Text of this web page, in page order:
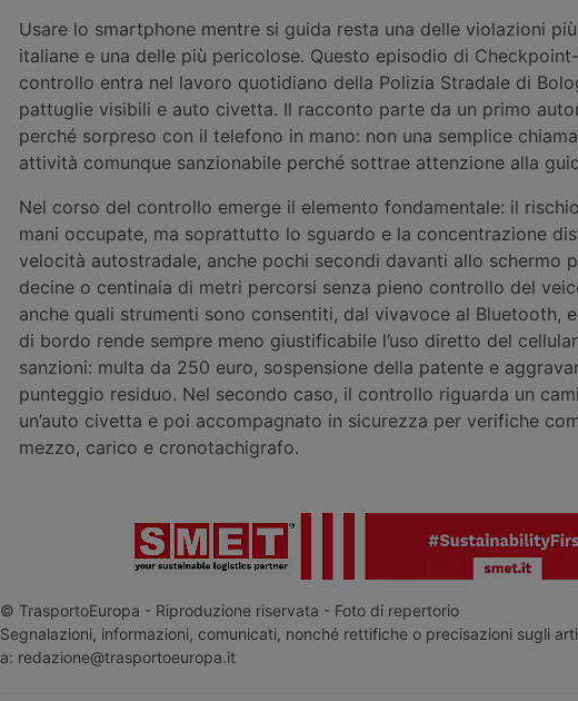
Usare lo smartphone mentre si guida resta una delle violazioni
italiane e una delle più pericolose. Questo episodio di
controllo entra nel lavoro quotidiano della Polizia Stradale di
pattuglie visibili e auto civetta. Il racconto parte da un primo
perché sorpreso con il telefono in mano: non una semplice
attività comunque sanzionabile perché sottrae attenzione alla
Nel corso del controllo emerge il elemento fondamentale: il
mani occupate, ma soprattutto lo sguardo e la concentrazione
velocità autostradale, anche pochi secondi davanti allo schermo
decine o centinaia di metri percorsi senza pieno controllo del
anche quali strumenti sono consentiti, dal vivavoce al Bluetooth,
di bordo rende sempre meno giustificabile l’uso diretto del
sanzioni: multa da 250 euro, sospensione della patente e
punteggio residuo. Nel secondo caso, il controllo riguarda un
un’auto civetta e poi accompagnato in sicurezza per verifiche
mezzo, carico e cronotachigrafo.
© TrasportoEuropa - Riproduzione riservata - Foto di repertorio
Segnalazioni, informazioni, comunicati, nonché rettifiche o precisazioni sugli
a: redazione@trasportoeuropa.it